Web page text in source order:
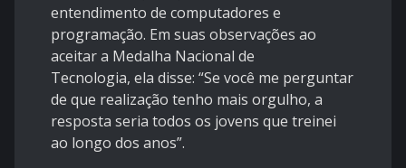
entendimento de computadores e
programação. Em suas observações ao
aceitar a Medalha Nacional de
Tecnologia, ela disse: “Se você me perguntar
de que realização tenho mais orgulho, a
resposta seria todos os jovens que treinei
ao longo dos anos”.